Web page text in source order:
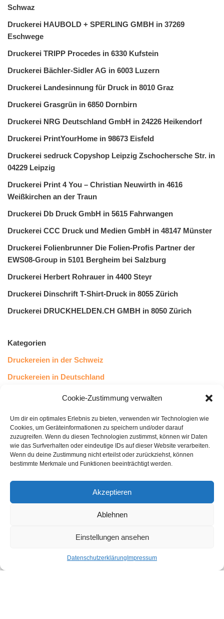
Cookie-Zustimmung verwalten
Um dir ein optimales Erlebnis zu bieten, verwenden wir Technologien wie
Cookies, um Geräteinformationen zu speichern und/oder darauf
zuzugreifen. Wenn du diesen Technologien zustimmst, können wir Daten
wie das Surfverhalten oder eindeutige IDs auf dieser Website verarbeiten.
Wenn du deine Zustimmung nicht erteilst oder zurückziehst, können
bestimmte Merkmale und Funktionen beeinträchtigt werden.
Akzeptieren
Ablehnen
Einstellungen ansehen
Datenschutzerklärung Impressum
Schwaz
Druckerei HAUBOLD + SPERLING GMBH in 37269
Eschwege
Druckerei TRIPP Procedes in 6330 Kufstein
Druckerei Bächler-Sidler AG in 6003 Luzern
Druckerei Landesinnung für Druck in 8010 Graz
Druckerei Grasgrün in 6850 Dornbirn
Druckerei NRG Deutschland GmbH in 24226 Heikendorf
Druckerei PrintYourHome in 98673 Eisfeld
Druckerei sedruck Copyshop Leipzig Zschochersche Str. in
04229 Leipzig
Druckerei Print 4 You – Christian Neuwirth in 4616
Weißkirchen an der Traun
Druckerei Db Druck GmbH in 5615 Fahrwangen
Druckerei CCC Druck und Medien GmbH in 48147 Münster
Druckerei Folienbrunner Die Folien-Profis Partner der
EWS08-Group in 5101 Bergheim bei Salzburg
Druckerei Herbert Rohrauer in 4400 Steyr
Druckerei Dinschrift T-Shirt-Druck in 8055 Zürich
Druckerei DRUCKHELDEN.CH GMBH in 8050 Zürich
Kategorien
Druckereien in der Schweiz
Druckereien in Deutschland
Druckereien in Österreich
Kundenstimmen
43Leserstimmen